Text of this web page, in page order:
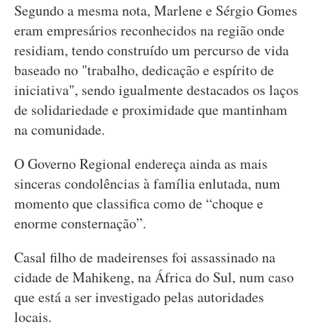
Segundo a mesma nota, Marlene e Sérgio Gomes
eram empresários reconhecidos na região onde
residiam, tendo construído um percurso de vida
baseado no "trabalho, dedicação e espírito de
iniciativa", sendo igualmente destacados os laços
de solidariedade e proximidade que mantinham
na comunidade.
O Governo Regional endereça ainda as mais
sinceras condolências à família enlutada, num
momento que classifica como de “choque e
enorme consternação”.
Casal filho de madeirenses foi assassinado na
cidade de Mahikeng, na África do Sul, num caso
que está a ser investigado pelas autoridades
locais.